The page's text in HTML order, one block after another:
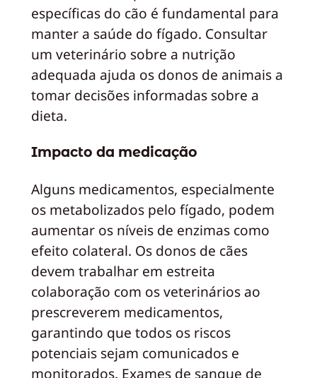
específicas do cão é fundamental para
manter a saúde do fígado. Consultar
um veterinário sobre a nutrição
adequada ajuda os donos de animais a
tomar decisões informadas sobre a
dieta.
Impacto da medicação
Alguns medicamentos, especialmente
os metabolizados pelo fígado, podem
aumentar os níveis de enzimas como
efeito colateral. Os donos de cães
devem trabalhar em estreita
colaboração com os veterinários ao
prescreverem medicamentos,
garantindo que todos os riscos
potenciais sejam comunicados e
monitorados. Exames de sangue de